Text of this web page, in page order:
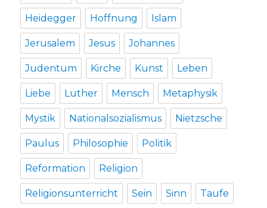
Heidegger Hoffnung Islam
Jerusalem Jesus Johannes
Judentum Kirche Kunst Leben
Liebe Luther Mensch Metaphysik
Mystik Nationalsozialismus Nietzsche
Paulus Philosophie Politik
Reformation Religion
Religionsunterricht Sein Sinn Taufe